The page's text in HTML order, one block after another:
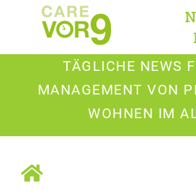
TÄGLICHE NEWS
MANAGEMENT VON
WOHNEN IM